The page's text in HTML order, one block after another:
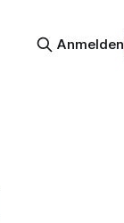
Anmelden